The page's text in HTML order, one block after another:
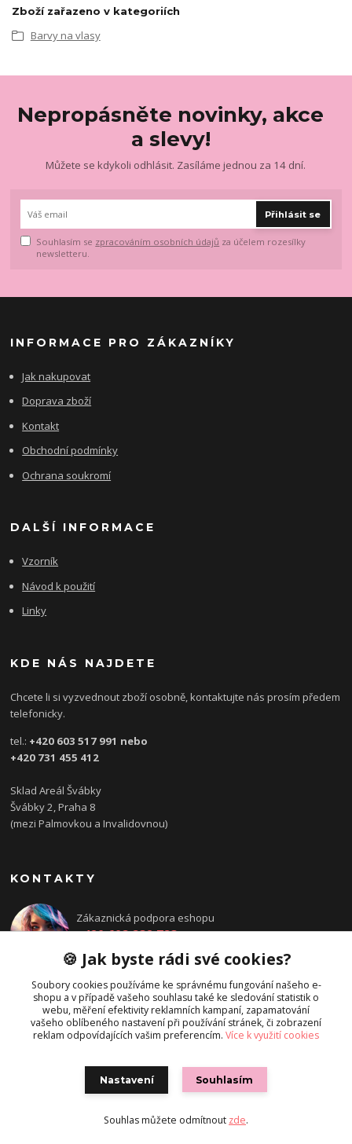
Zboží zařazeno v kategoriích
Barvy na vlasy
Nepropásněte novinky, akce
a slevy!
Můžete se kdykoli odhlásit. Zasíláme jednou za 14 dní.
Přihlásit se
Souhlasím se zpracováním osobních údajů za účelem rozesílky
newsletteru.
INFORMACE PRO ZÁKAZNÍKY
Jak nakupovat
Doprava zboží
Kontakt
Obchodní podmínky
Ochrana soukromí
DALŠÍ INFORMACE
Vzorník
Návod k použití
Linky
KDE NÁS NAJDETE
Chcete li si vyzvednout zboží osobně, kontaktujte nás prosím předem
telefonicky.
tel.: +420 603 517 991 nebo
+420 731 455 412
Sklad Areál Švábky
Švábky 2, Praha 8
(mezi Palmovkou a Invalidovnou)
KONTAKTY
Zákaznická podpora eshopu
+420 608 832 783
objednavka@directions.cz
Vytvořeno na
Eshop-rychle.cz
🍪 Jak byste rádi své cookies?
Soubory cookies používáme ke správnému fungování našeho e-
shopu a v případě vašeho souhlasu také ke sledování statistik o
webu, měření efektivity reklamních kampaní, zapamatování
vašeho oblíbeného nastavení při používání stránek, či zobrazení
reklam odpovídajících vašim preferencím. Více k využití cookies
Nastavení Souhlasím
Souhlas můžete odmítnout zde.